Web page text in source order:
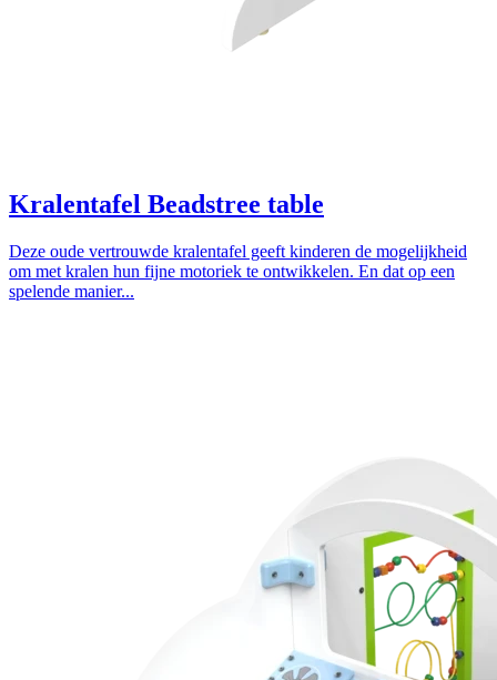
Kralentafel Beadstree table
Deze oude vertrouwde kralentafel geeft kinderen de mogelijkheid
om met kralen hun fijne motoriek te ontwikkelen. En dat op een
spelende manier...